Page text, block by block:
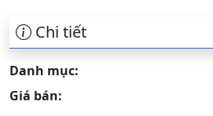
Chi tiết
Danh mục:
Giá bán: